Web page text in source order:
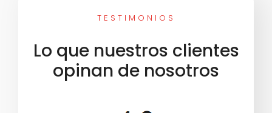
TESTIMONIOS
Lo que nuestros clientes
opinan de nosotros